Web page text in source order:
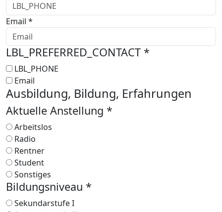
Email *
LBL_PREFERRED_CONTACT *
LBL_PHONE
Email
Ausbildung, Bildung, Erfahrungen
Aktuelle Anstellung *
Arbeitslos
Radio
Rentner
Student
Sonstiges
Bildungsniveau *
Sekundarstufe I